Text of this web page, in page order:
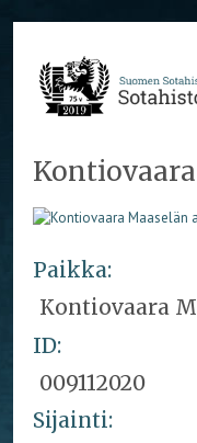
Paikka:
Kontiovaara
ID:
009112020
Sijainti: